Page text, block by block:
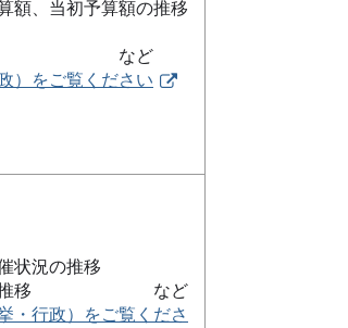
額、当初予算額の推移
ど
）をご覧ください
状況の推移
数の推移 など
・行政）をご覧くださ